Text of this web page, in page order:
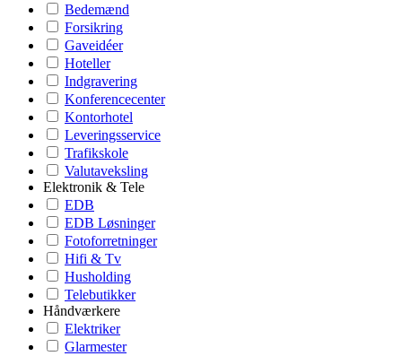
Bedemænd
Forsikring
Gaveidéer
Hoteller
Indgravering
Konferencecenter
Kontorhotel
Leveringsservice
Trafikskole
Valutaveksling
Elektronik & Tele
EDB
EDB Løsninger
Fotoforretninger
Hifi & Tv
Husholding
Telebutikker
Håndværkere
Elektriker
Glarmester